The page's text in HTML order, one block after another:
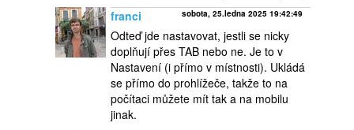
franci
sobota, 25.ledna 2025 19:42:49
Odteď jde nastavovat, jestli se nicky
doplňují přes TAB nebo ne. Je to v
Nastavení (i přímo v místnosti). Ukládá
se přímo do prohlížeče, takže to na
počítaci můžete mít tak a na mobilu
jinak.